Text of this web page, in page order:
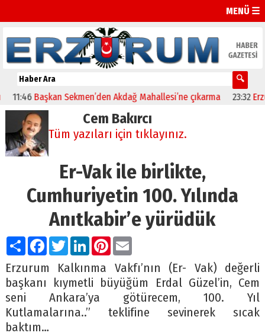
MENÜ ☰
Sekmen’den Akdağ Mahallesi’ne çıkarma 23:32
Cem Bakırcı
Tüm yazıları için tıklayınız.
Er-Vak ile birlikte,
Cumhuriyetin 100. Yılında
Anıtkabir’e yürüdük
PaylaşFacebook
TwitterLinkedIn
Pinterest
Email
Erzurum Kalkınma Vakfı’nın (Er- Vak) değerli
başkanı kıymetli büyüğüm Erdal Güzel’in, Cem
seni Ankara’ya götürecem, 100. Yıl
Kutlamalarına..” teklifine sevinerek sıcak
baktım…